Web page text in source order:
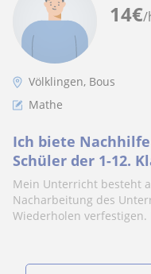
14€/
Völklingen, Bous
Mathe
Ich biete
Schüler der 1-12.
Mein Unterricht besteht
Nacharbeitung des
Wiederholen verfestigen.